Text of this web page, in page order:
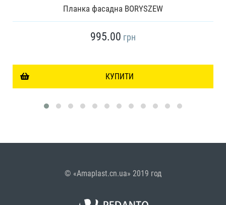
Планка фасадна BORYSZEW
995.00 грн
КУПИТИ
© «Amaplast.cn.ua» 2019 год